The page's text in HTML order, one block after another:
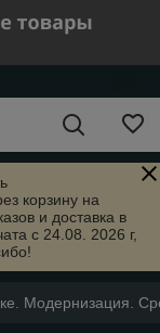
корзину на
и доставка в
с 24.08. 2026 г,
Модернизация.